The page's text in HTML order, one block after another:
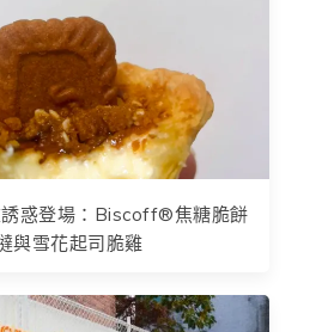
誘惑登場：Biscoff®焦糖脆餅
與雪花起司脆雞